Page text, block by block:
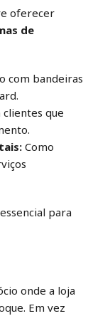
oferecer
de
com bandeiras
clientes que
Como
para
onde a loja
Em vez